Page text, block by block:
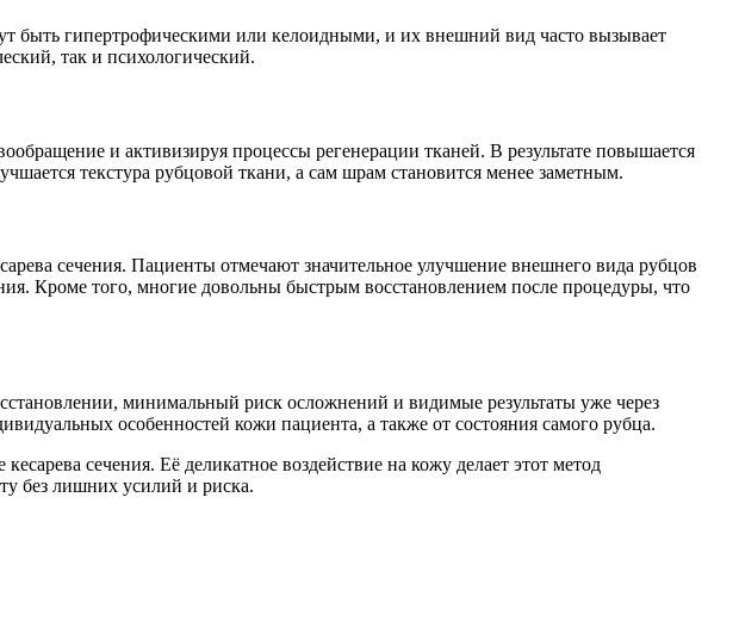
быть гипертрофическими или келоидными, и их внешний вид часто вызывает
так и психологический.
и активизируя процессы регенерации тканей. В результате повышается
текстура рубцовой ткани, а сам шрам становится менее заметным.
сечения. Пациенты отмечают значительное улучшение внешнего вида рубцов
Кроме того, многие довольны быстрым восстановлением после процедуры, что
минимальный риск осложнений и видимые результаты уже через
особенностей кожи пациента, а также от состояния самого рубца.
сечения. Её деликатное воздействие на кожу делает этот метод
без лишних усилий и риска.